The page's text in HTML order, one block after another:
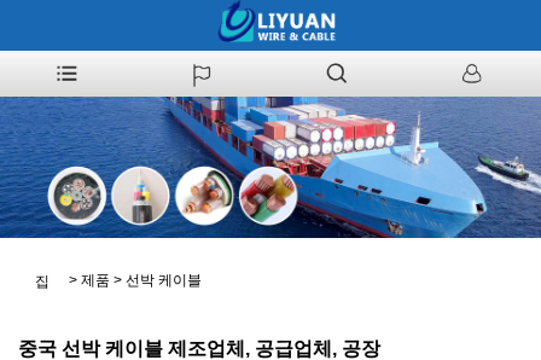
집 > 제품 > 선박 케이블
중국 선박 케이블 제조업체, 공급업체, 공장